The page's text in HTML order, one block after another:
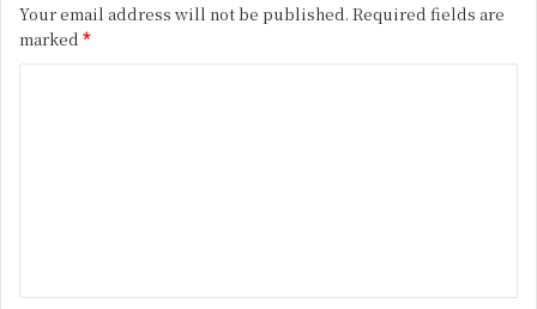
Your email address will not be published. Required fields are
marked *
t